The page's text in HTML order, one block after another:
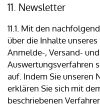
11. Newsletter
11.1. Mit den
über die Inhalte
Anmelde-, Versand-
Auswertungsverfahren
auf. Indem Sie unseren
erklären Sie sich mit
beschriebenen